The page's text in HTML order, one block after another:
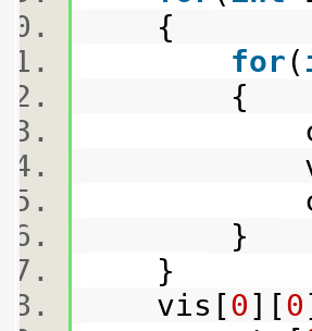
{
for(
{
}
}
vis[0][0